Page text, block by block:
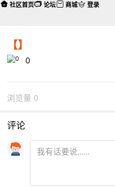
【】
0
浏览量 0
评论
社区首页 论坛 商城 登录